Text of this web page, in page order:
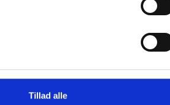
Tillad alleMåns garderobe fritstående